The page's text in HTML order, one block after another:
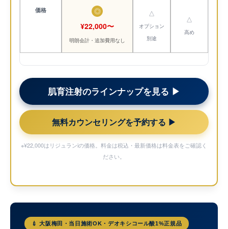
価格 ◎
¥22,000〜
明朗会計・追加費用なし
△
オプション
別途
△
高め
肌育注射のラインナップを見る ▶︎
無料カウンセリングを予約する ▶︎
※¥22,000はリジュランiの価格。料金は税込・最新価格は料金表をご確認く
ださい。
💉 大阪梅田・当日施術OK・デオキシコール酸1%正規品